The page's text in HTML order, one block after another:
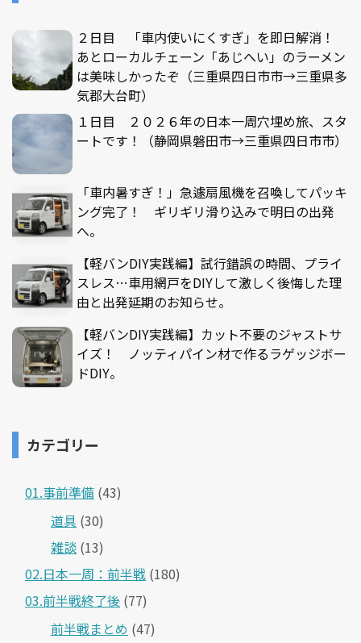
２日目 「車内使いにくすぎ」を即日解消！
あとローカルチェーン「あじへい」のラーメン
は美味しかったぞ（三重県四日市市→三重県多
気郡大台町）
１日目 ２０２６年の日本一周穴埋め旅、スタ
ートです！（静岡県磐田市→三重県四日市市）
「車内暑すぎ！」急遽扇風機を召喚してパッキ
ング完了！ ギリギリ滑り込みで明日の出発
へ。
【軽バンDIY実践編】試行錯誤の時間、プライ
スレス…車用網戸をDIYして激しく後悔した理
由と出発延期のお知らせ。
【軽バンDIY実践編】カット不要のジャストサ
イズ！ ノッティパイン材で作るラゲッジボー
ドDIY。
カテゴリー
01.事前準備 (43)
道具 (30)
雑談 (13)
02.日本一周：前半戦 (180)
03.前半戦終了後 (77)
前半戦まとめ (47)